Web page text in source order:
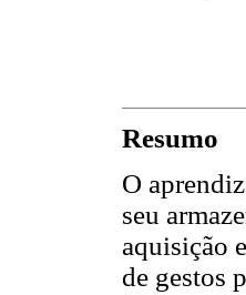
Resumo
O
seu
aquisição
de gestos